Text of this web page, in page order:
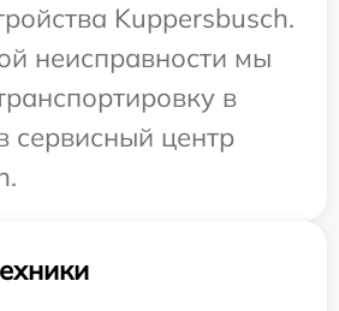
Kuppersbusch.
неисправности мы
в
сервисный центр